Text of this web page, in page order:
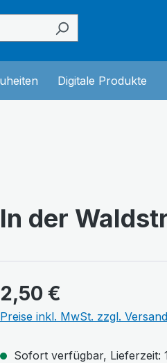
Kategorie Kinderwelt
Dropdown der Kategorie
Digitale Produkte
In der
2,50 €
Preise inkl. MwSt. zzgl.
Sofort verfügbar, Lieferzeit: